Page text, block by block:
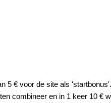
5 € voor de site als
combineer en in 1 keer 10 €